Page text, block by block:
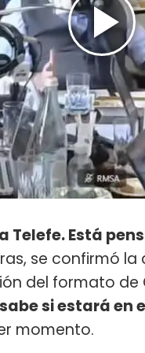
Telefe. Está
se confirmó
del formato de
si estará en
momento.